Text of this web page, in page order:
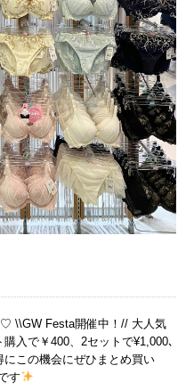
\\GW Festa開催中！// 大人気
入で￥400、2セットで¥1,000､
この機会にぜひまとめ買い
す